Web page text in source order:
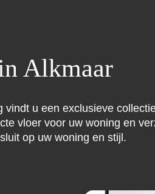
Alkmaar
u een exclusieve
vloer voor uw woning en
op uw woning en stijl.